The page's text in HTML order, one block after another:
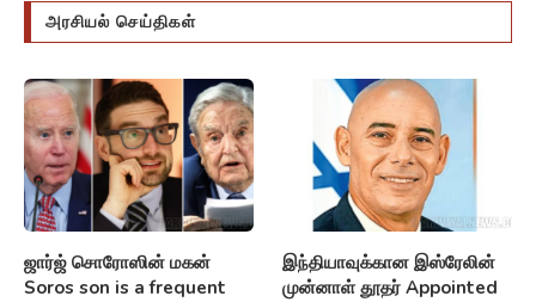
அரசியல் செய்திகள்
ஜார்ஜ் சொரோஸின் மகன்
Soros son is a frequent
இந்தியாவுக்கான இஸ்ரேலின்
முன்னாள் தூதர் Appointed